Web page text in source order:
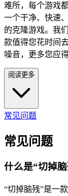
难所，每个游戏
一个干净、快速
的克隆游戏。我
款值得您花时间
噪音，更多您应
阅读更多
常见问题
常见问题
什么是“切掉脑
“切掉脑残”是一